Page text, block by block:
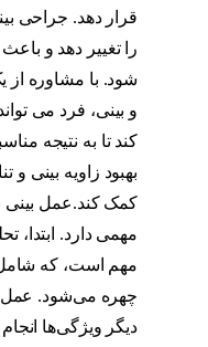
قرار دهد. جراحی
را تغییر دهد و
شود. با مشاوره
و بینی، فرد می
کند تا به نتیجه
بهبود زاویه بینی
کمک کند.عمل بینی
مهمی دارد.
مهم است، که
چهره می‌شود. عمل
دیگر ویژگی‌ها